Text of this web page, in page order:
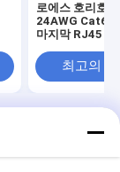
로에스 호리호
24AWG Cat6
마지막 RJ45 점
최고의